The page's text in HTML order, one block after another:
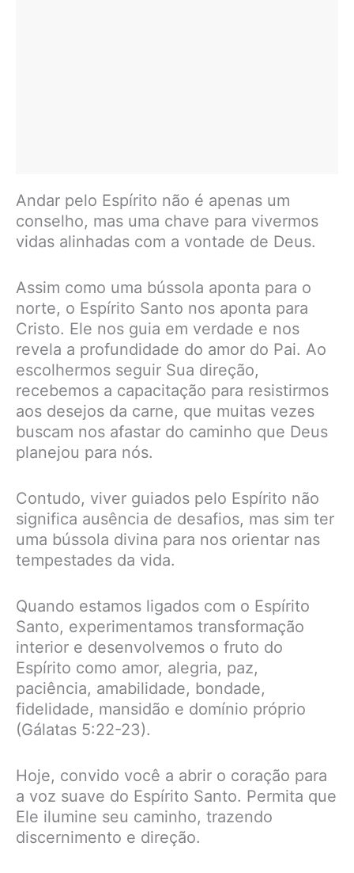
Andar pelo Espírito não é apenas um
conselho, mas uma chave para vivermos
vidas alinhadas com a vontade de Deus.
Assim como uma bússola aponta para o
norte, o Espírito Santo nos aponta para
Cristo. Ele nos guia em verdade e nos
revela a profundidade do amor do Pai. Ao
escolhermos seguir Sua direção,
recebemos a capacitação para resistirmos
aos desejos da carne, que muitas vezes
buscam nos afastar do caminho que Deus
planejou para nós.
Contudo, viver guiados pelo Espírito não
significa ausência de desafios, mas sim ter
uma bússola divina para nos orientar nas
tempestades da vida.
Quando estamos ligados com o Espírito
Santo, experimentamos transformação
interior e desenvolvemos o fruto do
Espírito como amor, alegria, paz,
paciência, amabilidade, bondade,
fidelidade, mansidão e domínio próprio
(Gálatas 5:22-23).
Hoje, convido você a abrir o coração para
a voz suave do Espírito Santo. Permita que
Ele ilumine seu caminho, trazendo
discernimento e direção.